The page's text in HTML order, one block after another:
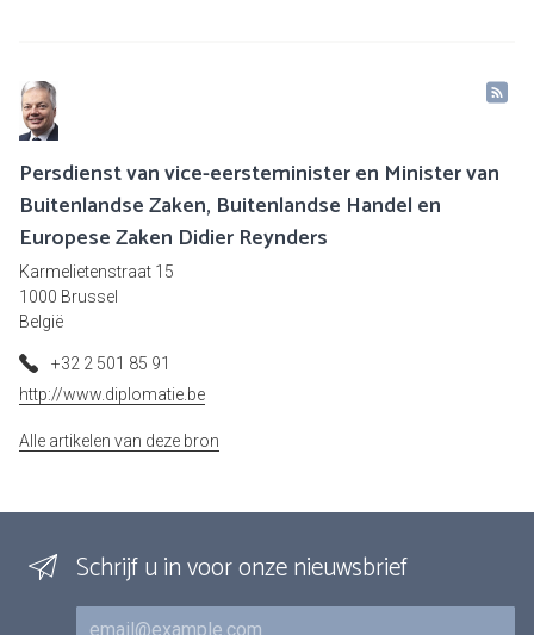
Persdienst van vice-eersteminister en Minister van
Buitenlandse Zaken, Buitenlandse Handel en
Europese Zaken Didier Reynders
Karmelietenstraat 15
1000 Brussel
België
+32 2 501 85 91
http://www.diplomatie.be
Alle artikelen van deze bron
Schrijf u in voor onze nieuwsbrief
E-mail